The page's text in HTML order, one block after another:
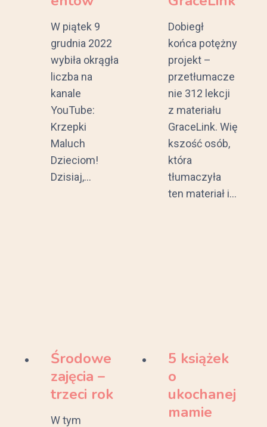
W piątek 9
grudnia 2022
wybiła okrągła
liczba na
kanale
YouTube:
Krzepki
Maluch
Dzieciom!
Dzisiaj,…
Dobiegł
końca potężny
projekt –
przetłumacze
nie 312 lekcji
z materiału
GraceLink. Wię
kszość osób,
która
tłumaczyła
ten materiał i…
Środowe
zajęcia –
trzeci rok
W tym
5 książek
o
ukochanej
mamie